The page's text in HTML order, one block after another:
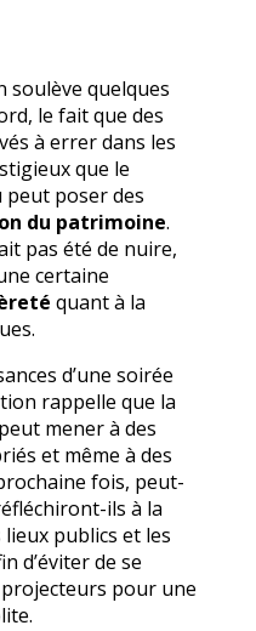
soulève quelques
le fait que des
à errer dans les
que le
peut poser des
du patrimoine.
pas été de nuire,
certaine
quant à la
d’une soirée
rappelle que la
peut mener à des
et même à des
fois, peut-
ils à la
publics et les
d’éviter de se
pour une